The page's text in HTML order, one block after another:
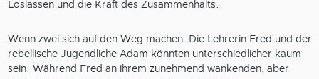
Loslassen und die Kraft des Zusammenhalts.
Wenn zwei sich auf den Weg machen: Die Lehrerin Fred und der
rebellische Jugendliche Adam könnten unterschiedlicher kaum
sein. Während Fred an ihrem zunehmend wankenden, aber